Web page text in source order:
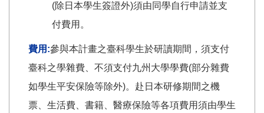
(除日本學生簽證外)須由同學自行申請並支
付費用。
費用:參與本計畫之臺科學生於研讀期間，須支付
臺科之學雜費、不須支付九州大學學費(部分雜費
如學生平安保險等除外)。赴日本研修期間之機
票、生活費、書籍、醫療保險等各項費用須由學生